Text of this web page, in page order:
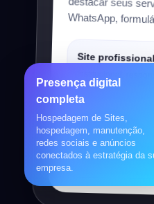
WhatsApp,
Site profissional
Institucional,
preparado para SEO.
Loja virtual
WooCommerce,
pagamentos, frete e
Presença digital
completa
Hospedagem de Sites,
hospedagem, manutenção,
redes sociais e anúncios
conectados à estratégia da
empresa.